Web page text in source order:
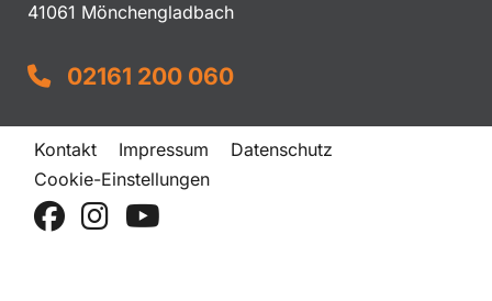
41061 Mönchengladbach
02161 200 060
Kontakt Impressum
Datenschutz
Cookie-Einstellungen